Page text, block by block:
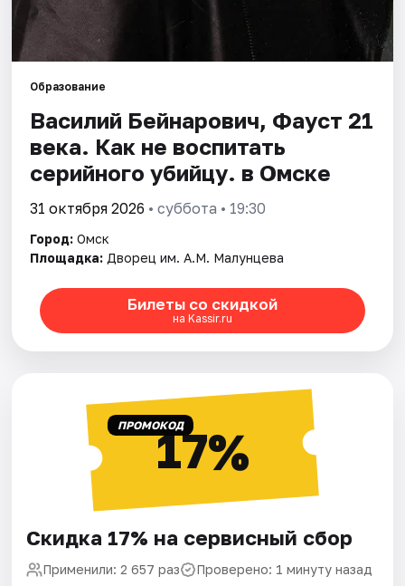
Образование
Василий Бейнарович, Фауст 21
века. Как не воспитать
серийного убийцу. в Омске
31 октября 2026 • суббота • 19:30
Город: Омск
Площадка: Дворец им. А.М. Малунцева
Билеты со скидкой
на Kassir.ru
ПРОМОКОД17%
Скидка 17% на сервисный сбор
Применили: 2 657 раз Проверено: 1 минуту назад